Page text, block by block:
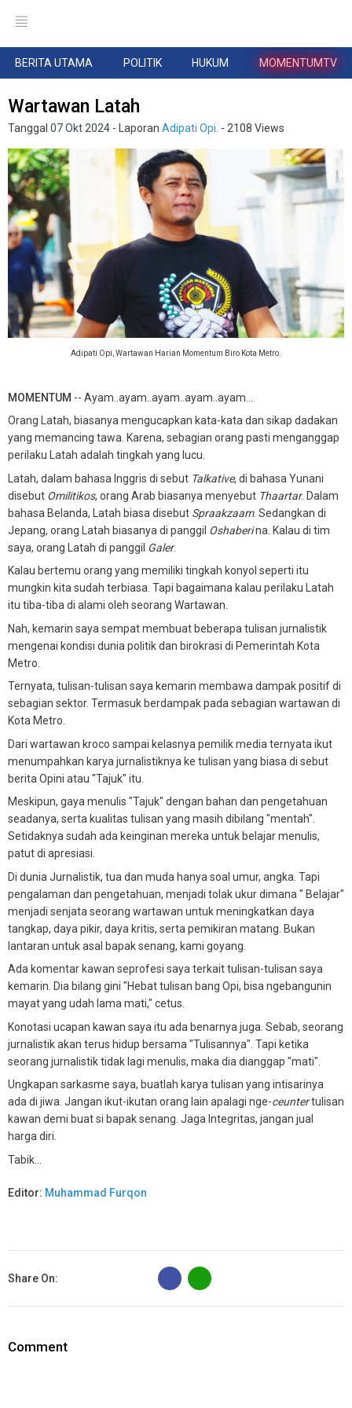
BERITA UTAMA POLITIK HUKUM MOMENTUMTV
Wartawan Latah
Tanggal 07 Okt 2024 - Laporan Adipati Opi. - 2108 Views
Adipati Opi, Wartawan Harian Momentum Biro Kota Metro.
MOMENTUM -- Ayam..ayam..ayam..ayam..ayam...
Orang Latah, biasanya mengucapkan kata-kata dan sikap dadakan
yang memancing tawa. Karena, sebagian orang pasti menganggap
perilaku Latah adalah tingkah yang lucu.
Latah, dalam bahasa Inggris di sebut Talkative, di bahasa Yunani
disebut Omilitikos, orang Arab biasanya menyebut Thaartar. Dalam
bahasa Belanda, Latah biasa disebut Spraakzaam. Sedangkan di
Jepang, orang Latah biasanya di panggil Oshaberina. Kalau di tim
saya, orang Latah di panggil Galer.
Kalau bertemu orang yang memiliki tingkah konyol seperti itu
mungkin kita sudah terbiasa. Tapi bagaimana kalau perilaku Latah
itu tiba-tiba di alami oleh seorang Wartawan.
Nah, kemarin saya sempat membuat beberapa tulisan jurnalistik
mengenai kondisi dunia politik dan birokrasi di Pemerintah Kota
Metro.
Ternyata, tulisan-tulisan saya kemarin membawa dampak positif di
sebagian sektor. Termasuk berdampak pada sebagian wartawan di
Kota Metro.
Dari wartawan kroco sampai kelasnya pemilik media ternyata ikut
menumpahkan karya jurnalistiknya ke tulisan yang biasa di sebut
berita Opini atau "Tajuk" itu.
Meskipun, gaya menulis "Tajuk" dengan bahan dan pengetahuan
seadanya, serta kualitas tulisan yang masih dibilang "mentah".
Setidaknya sudah ada keinginan mereka untuk belajar menulis,
patut di apresiasi.
Di dunia Jurnalistik, tua dan muda hanya soal umur, angka. Tapi
pengalaman dan pengetahuan, menjadi tolak ukur dimana " Belajar"
menjadi senjata seorang wartawan untuk meningkatkan daya
tangkap, daya pikir, daya kritis, serta pemikiran matang. Bukan
lantaran untuk asal bapak senang, kami goyang.
Ada komentar kawan seprofesi saya terkait tulisan-tulisan saya
kemarin. Dia bilang gini "Hebat tulisan bang Opi, bisa ngebangunin
mayat yang udah lama mati," cetus.
Konotasi ucapan kawan saya itu ada benarnya juga. Sebab, seorang
jurnalistik akan terus hidup bersama "Tulisannya". Tapi ketika
seorang jurnalistik tidak lagi menulis, maka dia dianggap "mati".
Ungkapan sarkasme saya, buatlah karya tulisan yang intisarinya
ada di jiwa. Jangan ikut-ikutan orang lain apalagi nge-ceuntertulisan
kawan demi buat si bapak senang. Jaga Integritas, jangan jual
harga diri.
Tabik...
Editor: Muhammad Furqon
Share On:
B
Comment